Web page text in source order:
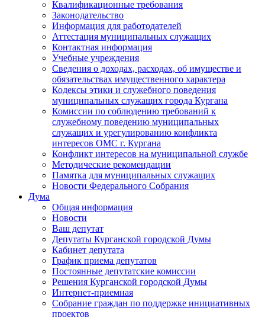
Квалификационные требования
Законодательство
Информация для работодателей
Аттестация муниципальных служащих
Контактная информация
Учебные учреждения
Сведения о доходах, расходах, об имуществе и
обязательствах имущественного характера
Кодексы этики и служебного поведения
муниципальных служащих города Кургана
Комиссии по соблюдению требований к
служебному поведению муниципальных
служащих и урегулированию конфликта
интересов ОМС г. Кургана
Конфликт интересов на муниципальной службе
Методические рекомендации
Памятка для муниципальных служащих
Новости Федерального Cобрания
Дума
Общая информация
Новости
Ваш депутат
Депутаты Курганской городской Думы
Кабинет депутата
График приема депутатов
Постоянные депутатские комиссии
Решения Курганской городской Думы
Интернет-приемная
Собрание граждан по поддержке инициативных
проектов